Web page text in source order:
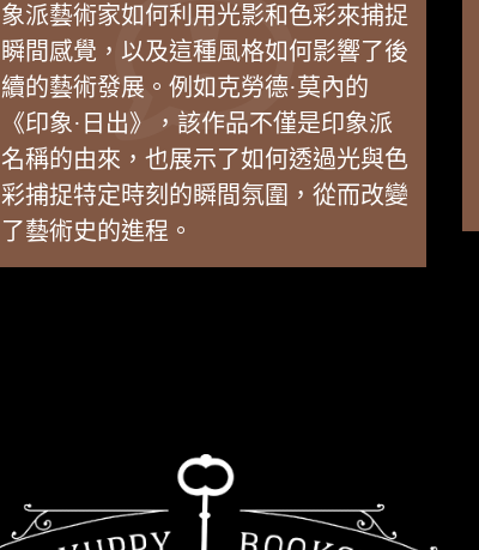
象派藝術家如何利用光影和色彩來捕捉
瞬間感覺，以及這種風格如何影響了後
續的藝術發展。例如克勞德·莫內的
《印象·日出》，該作品不僅是印象派
名稱的由來，也展示了如何透過光與色
彩捕捉特定時刻的瞬間氛圍，從而改變
了藝術史的進程。